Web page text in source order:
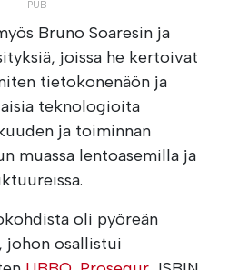
Bruno Soaresin ja
joissa he kertoivat
tietokonenäön ja
teknologioita
ja toiminnan
muassa lentoasemilla ja
oli pyöreän
johon osallistui